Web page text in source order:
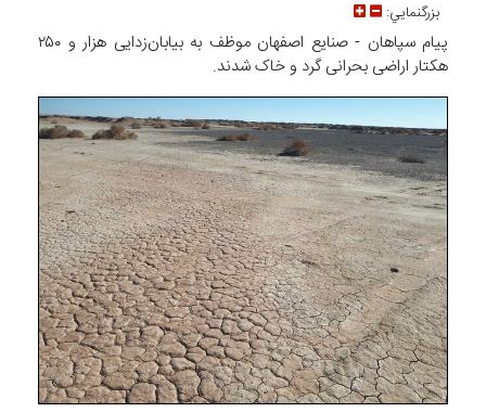
بزرگنمايي:
پیام سپاهان - صنایع اصفهان موظف به بیابان‌زدایی هزار و ۲۵۰
هکتار اراضی بحرانی گرد و خاک شدند.